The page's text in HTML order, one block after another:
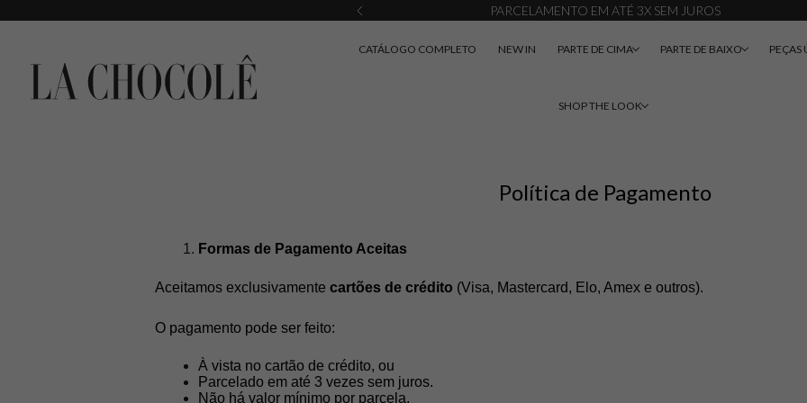
PARCELAMENTO EM ATÉ 3X SEM JUROS
CATÁLOGO COMPLETO NEW IN PARTE DE CIMA PARTE DE BAIXO PEÇAS
SHOP THE LOOK
Política de Pagamento
Formas de Pagamento Aceitas
Aceitamos exclusivamente cartões de crédito (Visa, Mastercard, Elo, Amex e outros).
O pagamento pode ser feito:
À vista no cartão de crédito, ou
Parcelado em até 3 vezes sem juros.
Não há valor mínimo por parcela.